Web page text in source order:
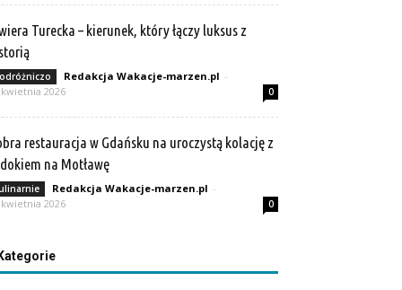
Turecka – kierunek, który łączy luksus z
Redakcja Wakacje-marzen.pl -
2026
0
restauracja w Gdańsku na uroczystą kolację z
na Motławę
Redakcja Wakacje-marzen.pl -
2026
0
Kategorie